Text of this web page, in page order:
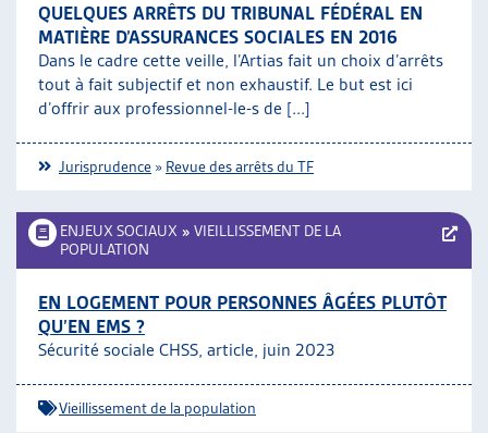
QUELQUES ARRÊTS DU TRIBUNAL FÉDÉRAL EN
MATIÈRE D’ASSURANCES SOCIALES EN 2016
Dans le cadre cette veille, l’Artias fait un choix d’arrêts
tout à fait subjectif et non exhaustif. Le but est ici
d’offrir aux professionnel-le-s de [...]
Jurisprudence » Revue des arrêts du TF
ENJEUX SOCIAUX » VIEILLISSEMENT DE LA
POPULATION
EN LOGEMENT POUR PERSONNES ÂGÉES PLUTÔT
QU’EN EMS ?
Sécurité sociale CHSS, article, juin 2023
Vieillissement de la population